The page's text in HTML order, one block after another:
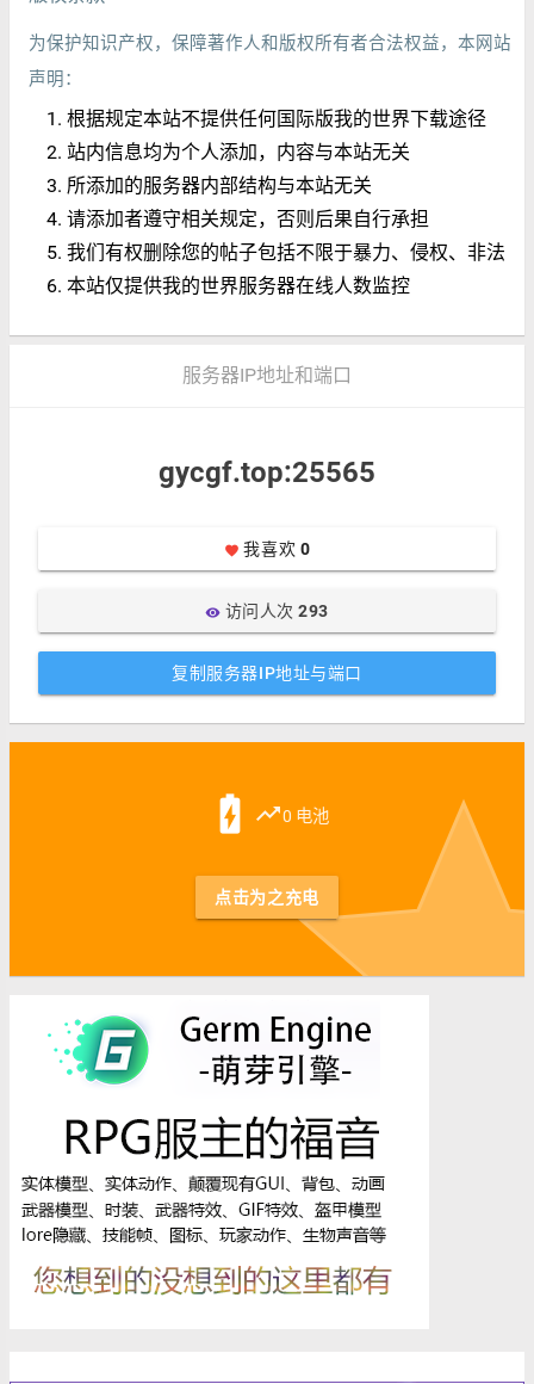
为保护知识产权，保障著作人和版权所有者合法权益，本网站
声明：
根据规定本站不提供任何国际版我的世界下载途径
站内信息均为个人添加，内容与本站无关
所添加的服务器内部结构与本站无关
请添加者遵守相关规定，否则后果自行承担
我们有权删除您的帖子包括不限于暴力、侵权、非法
本站仅提供我的世界服务器在线人数监控
服务器IP地址和端口
gycgf.top:25565
favorite 我喜欢 0
visibility访问人次293
复制服务器IP地址与端口
battery_charging_full trending_up0 电池
点击为之充电